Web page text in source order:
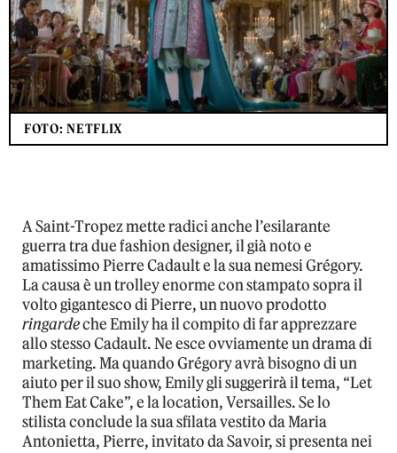
FOTO: NETFLIX
A Saint-Tropez mette radici anche l’esilarante
guerra tra due fashion designer, il già noto e
amatissimo Pierre Cadault e la sua nemesi Grégory.
La causa è un trolley enorme con stampato sopra il
volto gigantesco di Pierre, un nuovo prodotto
ringardeche Emily ha il compito di far apprezzare
allo stesso Cadault. Ne esce ovviamente un drama di
marketing. Ma quando Grégory avrà bisogno di un
aiuto per il suo show, Emily gli suggerirà il tema, “Let
Them Eat Cake”, e la location, Versailles. Se lo
stilista conclude la sua sfilata vestito da Maria
Antonietta, Pierre, invitato da Savoir, si presenta nei